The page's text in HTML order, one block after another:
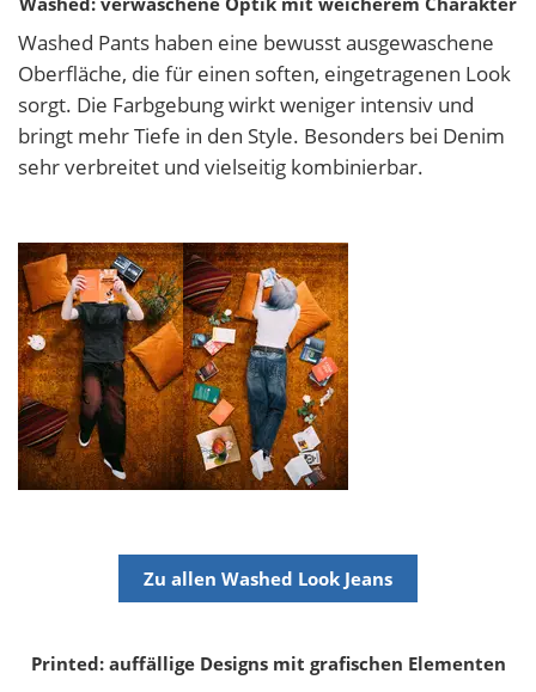
Washed Pants haben eine bewusst ausgewaschene
Oberfläche, die für einen soften, eingetragenen Look
sorgt. Die Farbgebung wirkt weniger intensiv und
bringt mehr Tiefe in den Style. Besonders bei Denim
sehr verbreitet und vielseitig kombinierbar.
Zu allen Washed Look Jeans
Printed: auffällige Designs mit grafischen Elementen